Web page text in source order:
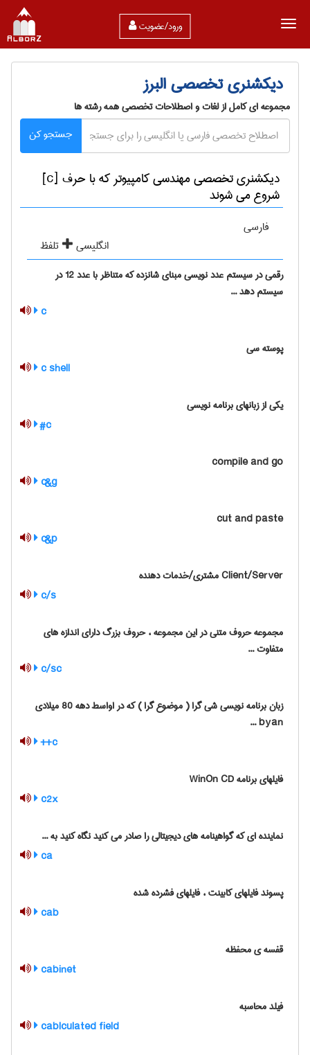
ورود/عضویت
دیکشنری تخصصی البرز
مجموعه ای کامل از لغات و اصطلاحات تخصصی همه رشته ها
جستجو کن
دیکشنری تخصصی مهندسی كامپيوتر که با حرف [c]
شروع می شوند
فارسی
انگلیسی
تلفظ
رقمی در سیستم عدد نویسی مبنای شانزده که متناظر با عدد 12 در
سیستم دهد ...
c
پوسته سی
c shell
یکی از زبانهای برنامه نویسی
c#
compile and go
c&g
cut and paste
c&p
Client/Server مشتری/خدمات دهنده
c/s
مجموعه حروف متنی در این مجموعه ، حروف بزرگ دارای اندازه های
متفاوت ...
c/sc
زبان برنامه نویسی شی گرا ( موضوع گرا ) که در اواسط دهه 80 میلادی
byan ...
c++
فایلهای برنامه WinOn CD
c2x
نماینده ای که گواهینامه های دیجیتالی را صادر می کنید نگاه کنید به ...
ca
پسوند فایلهای کابینت ، فایلهای فشرده شده
cab
قفسه ی محفظه
cabinet
فیلد محاسبه
cablculated field